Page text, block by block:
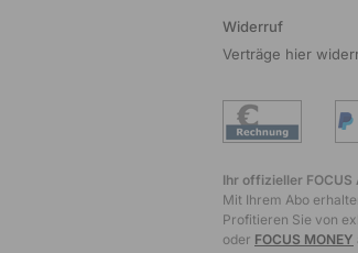
Widerruf
Verträge hier
Ihr offizieller
Mit Ihrem Abo
Profitieren Sie von
oder FOCUS MONEY